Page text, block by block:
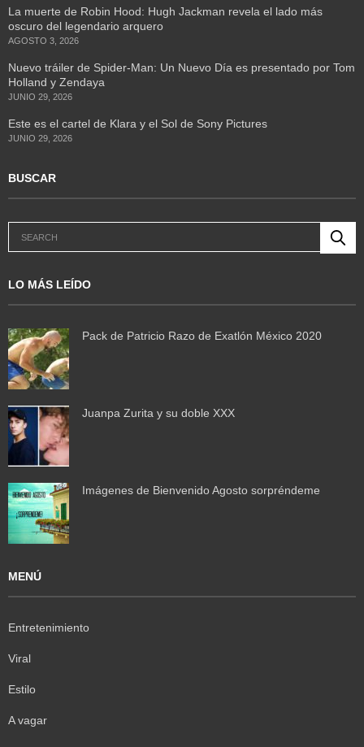
La muerte de Robin Hood: Hugh Jackman revela el lado más
oscuro del legendario arquero
AGOSTO 3, 2026
Nuevo tráiler de Spider-Man: Un Nuevo Día es presentado por Tom
Holland y Zendaya
JUNIO 29, 2026
Este es el cartel de Klara y el Sol de Sony Pictures
JUNIO 29, 2026
BUSCAR
LO MÁS LEÍDO
Pack de Patricio Razo de Exatlón México 2020
Juanpa Zurita y su doble XXX
Imágenes de Bienvenido Agosto sorpréndeme
MENÚ
Entretenimiento
Viral
Estilo
A vagar